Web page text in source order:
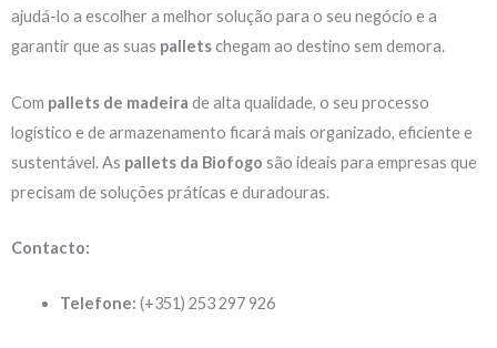
ajudá-lo a escolher a melhor solução para o seu negócio e a
garantir que as suas palletschegam ao destino sem demora.
Com pallets de madeira de alta qualidade, o seu processo
logístico e de armazenamento ficará mais organizado, eficiente e
sustentável. As pallets da Biofogo são ideais para empresas que
precisam de soluções práticas e duradouras.
Contacto:
Telefone: (+351) 253 297 926